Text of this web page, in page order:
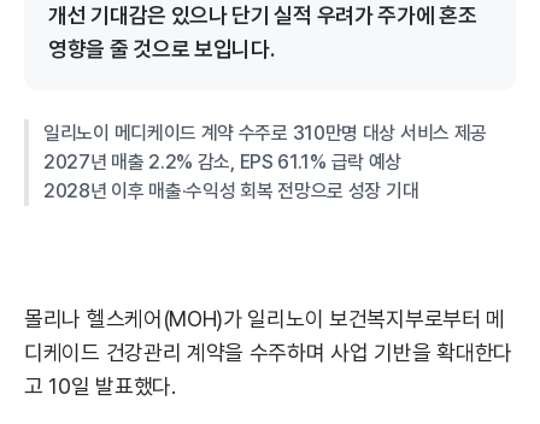
개선 기대감은 있으나 단기 실적 우려가 주가에 혼조
영향을 줄 것으로 보입니다.
일리노이 메디케이드 계약 수주로 310만명 대상 서비스 제공
2027년 매출 2.2% 감소, EPS 61.1% 급락 예상
2028년 이후 매출·수익성 회복 전망으로 성장 기대
몰리나 헬스케어(MOH)가 일리노이 보건복지부로부터 메
디케이드 건강관리 계약을 수주하며 사업 기반을 확대한다
고 10일 발표했다.